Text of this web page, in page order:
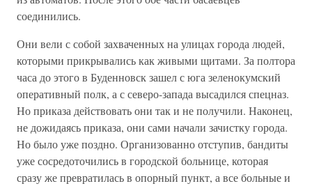
соединились.
Они вели с собой захваченных на улицах города людей,
которыми прикрывались как живыми щитами. За полтора
часа до этого в Буденновск зашел с юга зеленокумский
оперативный полк, а с северо-запада высадился спецназ.
Но приказа действовать они так и не получили. Наконец,
не дожидаясь приказа, они сами начали зачистку города.
Но было уже поздно. Организованно отступив, бандиты
уже сосредоточились в городской больнице, которая
сразу же превратилась в опорный пункт, а все больные и